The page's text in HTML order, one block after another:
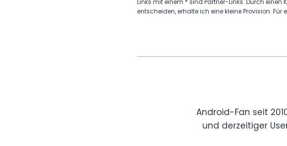
Links mit einem * sind Partner-Links. Durch
entscheiden, erhalte ich eine kleine Provision.
Android-Fan seit
und derzeitiger